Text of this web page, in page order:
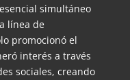
simultáneo
línea de
promocionó el
interés a través
sociales, creando